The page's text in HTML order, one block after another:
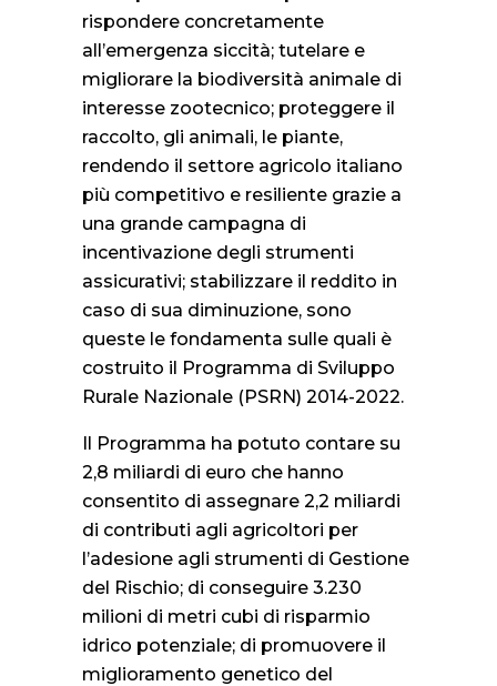
rispondere concretamente
all’emergenza siccità; tutelare e
migliorare la biodiversità animale di
interesse zootecnico; proteggere il
raccolto, gli animali, le piante,
rendendo il settore agricolo italiano
più competitivo e resiliente grazie a
una grande campagna di
incentivazione degli strumenti
assicurativi; stabilizzare il reddito in
caso di sua diminuzione, sono
queste le fondamenta sulle quali è
costruito il Programma di Sviluppo
Rurale Nazionale (PSRN) 2014-2022.
Il Programma ha potuto contare su
2,8 miliardi di euro che hanno
consentito di assegnare 2,2 miliardi
di contributi agli agricoltori per
l’adesione agli strumenti di Gestione
del Rischio; di conseguire 3.230
milioni di metri cubi di risparmio
idrico potenziale; di promuovere il
miglioramento genetico del